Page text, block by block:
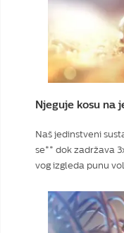
Njeguje kosu na
Naš jedinstveni
se** dok zadržava
vog izgleda punu